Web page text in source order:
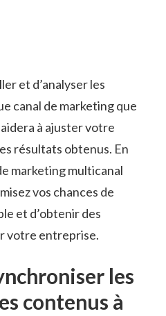
et ⁢d’analyser les‌
canal de marketing ⁤que
⁤à ajuster ⁣votre
résultats obtenus. En
marketing multicanal
vos chances de
et ‌d’obtenir ⁤des
votre entreprise.
les​
contenus‌ à